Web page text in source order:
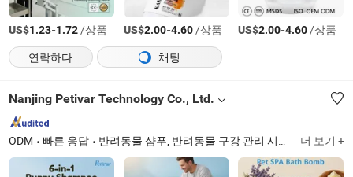
US$1.23-1.72/상품 US$2.00-4.60/상품 US$2.00-4.60/상품
연락하다
채팅
Nanjing Petivar Technology Co., Ltd.
ODM 빠른 응답 반려동물 샴푸, 반려동물 구강 관리 시리즈, 반려동물 털 청소 시리즈, 반려동물 바디 케어 시리즈, 반려동물 물티슈 시리즈, 탈취제 시리즈, 기타 반려동물 제품 시리즈 더 보기 +